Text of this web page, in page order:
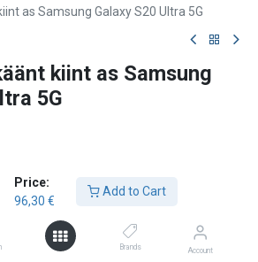
Price:
96,30 €
Add to Cart
Brands Account
as Samsung Galaxy S20 Ultra 5G
kiint as Samsung
5G
Add to Cart